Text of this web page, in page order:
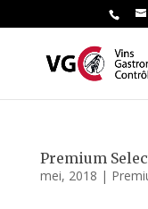
Premium
mei, 2018 |